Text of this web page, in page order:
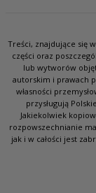
Treści, znajdujące się
części oraz
lub wytworów
autorskim i prawach
własności
przysługują
Jakiekolwiek
rozpowszechnianie
jak i w całości jest